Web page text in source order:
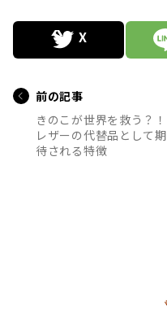
前の記事
きのこが世界を救う？！
レザーの代替品として期
待される特徴